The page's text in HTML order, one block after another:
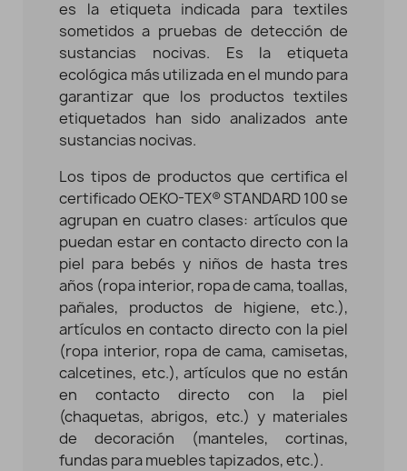
es la etiqueta indicada para textiles
sometidos a pruebas de detección de
sustancias nocivas. Es la etiqueta
ecológica más utilizada en el mundo para
garantizar que los productos textiles
etiquetados han sido analizados ante
sustancias nocivas.
Los tipos de productos que certifica el
certificado OEKO-TEX® STANDARD 100 se
agrupan en cuatro clases: artículos que
puedan estar en contacto directo con la
piel para bebés y niños de hasta tres
años (ropa interior, ropa de cama, toallas,
pañales, productos de higiene, etc.),
artículos en contacto directo con la piel
(ropa interior, ropa de cama, camisetas,
calcetines, etc.), artículos que no están
en contacto directo con la piel
(chaquetas, abrigos, etc.) y materiales
de decoración (manteles, cortinas,
fundas para muebles tapizados, etc.).